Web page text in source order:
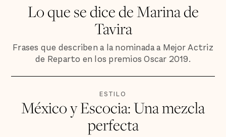
Lo que se dice de Marina de
Tavira
Frases que describen a la nominada a Mejor Actriz
de Reparto en los premios Oscar 2019.
ESTILO
México y Escocia: Una mezcla
perfecta